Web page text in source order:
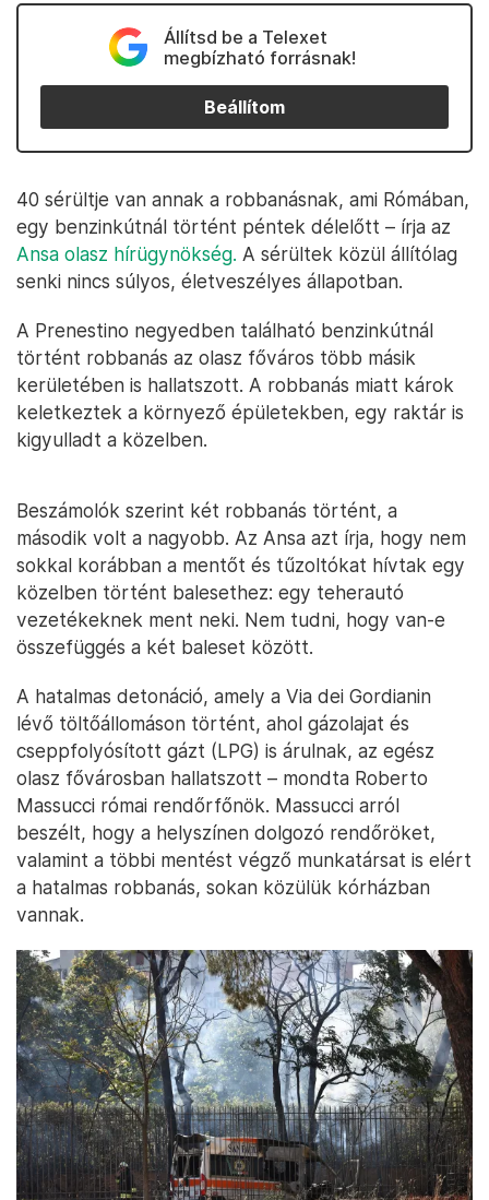
Állítsd be a Telexet
megbízható forrásnak!
Beállítom
40 sérültje van annak a robbanásnak, ami Rómában,
egy benzinkútnál történt péntek délelőtt – írja az
Ansa olasz hírügynökség. A sérültek közül állítólag
senki nincs súlyos, életveszélyes állapotban.
A Prenestino negyedben található benzinkútnál
történt robbanás az olasz főváros több másik
kerületében is hallatszott. A robbanás miatt károk
keletkeztek a környező épületekben, egy raktár is
kigyulladt a közelben.
Beszámolók szerint két robbanás történt, a
második volt a nagyobb. Az Ansa azt írja, hogy nem
sokkal korábban a mentőt és tűzoltókat hívtak egy
közelben történt balesethez: egy teherautó
vezetékeknek ment neki. Nem tudni, hogy van-e
összefüggés a két baleset között.
A hatalmas detonáció, amely a Via dei Gordianin
lévő töltőállomáson történt, ahol gázolajat és
cseppfolyósított gázt (LPG) is árulnak, az egész
olasz fővárosban hallatszott – mondta Roberto
Massucci római rendőrfőnök. Massucci arról
beszélt, hogy a helyszínen dolgozó rendőröket,
valamint a többi mentést végző munkatársat is elért
a hatalmas robbanás, sokan közülük kórházban
vannak.